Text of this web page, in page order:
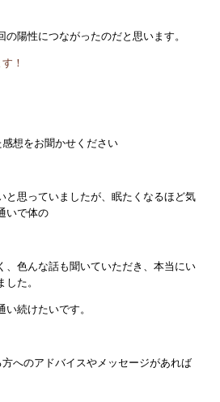
陽性につながったのだと思います。
！
想をお聞かせください
思っていましたが、眠たくなるほど気
いで体の
、色んな話も聞いていただき、本当にい
た。
続けたいです。
へのアドバイスやメッセージがあれば